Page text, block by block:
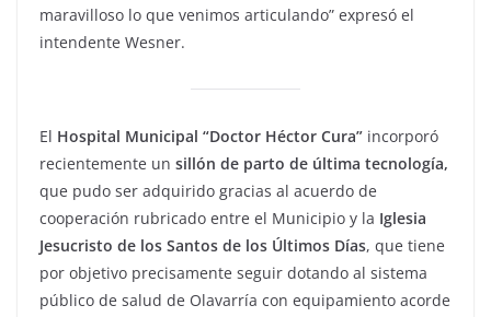
maravilloso lo que venimos articulando” expresó el
intendente Wesner.
El Hospital Municipal “Doctor Héctor Cura” incorporó
recientemente un sillón de parto de última tecnología,
que pudo ser adquirido gracias al acuerdo de
cooperación rubricado entre el Municipio y la Iglesia
Jesucristo de los Santos de los Últimos Días, que tiene
por objetivo precisamente seguir dotando al sistema
público de salud de Olavarría con equipamiento acorde